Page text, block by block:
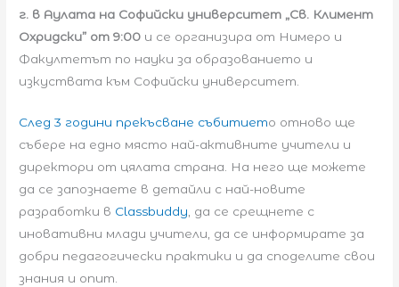
г. в Аулата на Софийски университет „Св. Климент
Охридски” от 9:00 и се организира от Нимеро и
Факултетът по науки за образованието и
изкуствата към Софийски университет.
След 3 години прекъсване събитието отново ще
събере на едно място най-активните учители и
директори от цялата страна. На него ще можете
да се запознаете в детайли с най-новите
разработки в Classbuddy, да се срещнете с
иновативни млади учители, да се информирате за
добри педагогически практики и да споделите свои
знания и опит.